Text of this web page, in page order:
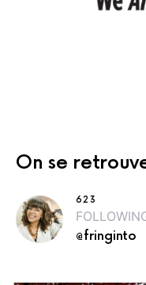
On se
623
@fringinto